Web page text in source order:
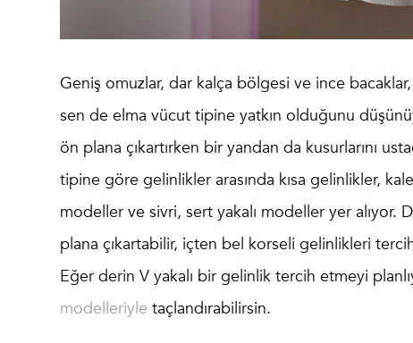
Geniş omuzlar, dar kalça bölgesi ve ince
sen de elma vücut tipine yatkın olduğunu
ön plana çıkartırken bir yandan da kusurlarını
tipine göre gelinlikler arasında kısa gelinlikler,
modeller ve sivri, sert yakalı modeller yer
plana çıkartabilir, içten bel korseli gelinlikleri
Eğer derin V yakalı bir gelinlik tercih etmeyi
modelleriyle taçlandırabilirsin.